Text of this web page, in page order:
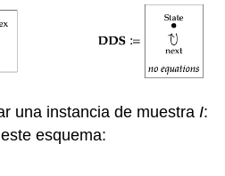
una instancia de muestra I:
esquema: